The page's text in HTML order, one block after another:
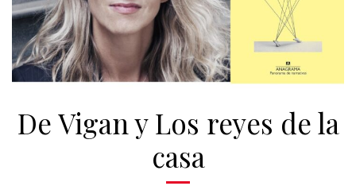
De Vigan y Los reyes de la
casa